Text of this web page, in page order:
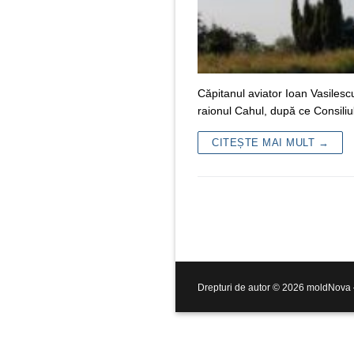
Căpitanul aviator Ioan
raionul Cahul, după ce
CITEȘTE MAI MULT →
Drepturi de autor © 2026 moldNova